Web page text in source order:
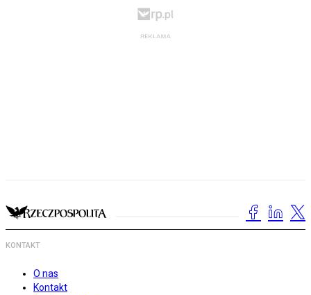
KONTAKT
O nas
Kontakt